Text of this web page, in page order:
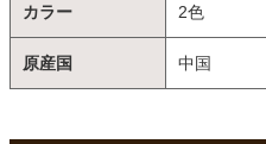
カラー 2色
原産国 中国